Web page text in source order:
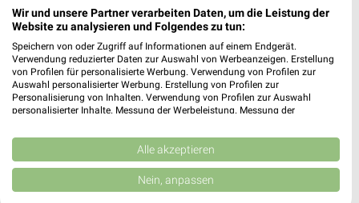
Alnatura Bremen
Faulenstraße 54-70 (im Radio Bremen Haus)
28195 Bremen
Heute 09:00 - 21:00 Uhr | Geschlossen
2,28 km
Wir und unsere Partner verarbeiten Daten, um die Leistung der
Website zu analysieren und Folgendes zu tun:
Speichern von oder Zugriff auf Informationen auf einem Endgerät.
Verwendung reduzierter Daten zur Auswahl von Werbeanzeigen. Erstellung
von Profilen für personalisierte Werbung. Verwendung von Profilen zur
Auswahl personalisierter Werbung. Erstellung von Profilen zur
Personalisierung von Inhalten. Verwendung von Profilen zur Auswahl
personalisierter Inhalte. Messung der Werbeleistung. Messung der
Kombinationen von Daten aus verschiedenen Quellen. Entwicklung und
Verbesserung der Angebote. Verwendung reduzierter Daten zur Auswahl
von Inhalten.
Daten können außerhalb der Europäischen Union weitergegeben und in die
Alle akzeptieren
Nein, anpassen